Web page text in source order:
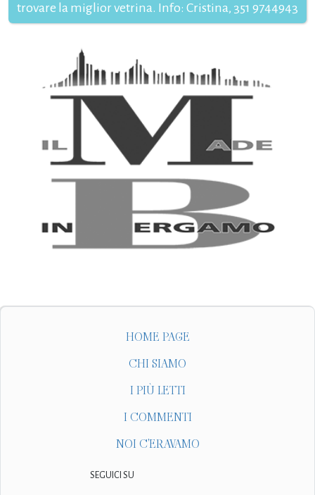
trovare la miglior vetrina. Info: Cristina, 351 9744943
HOME PAGE
CHI SIAMO
I PIÙ LETTI
I COMMENTI
NOI C'ERAVAMO
SEGUICI SU